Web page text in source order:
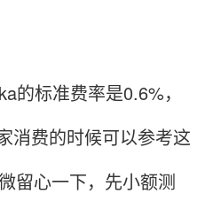
标准费率是0.6%，
消费的时候可以参考这
留心一下，先小额测